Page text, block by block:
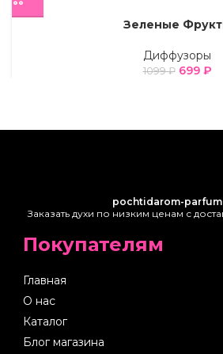
Зеленые
Диффузоры
1099₽ 699 ₽
pochtidarom-
Заказать духи по низким ценам с
Покупателям
Главная
О нас
Каталог
Блог магазина